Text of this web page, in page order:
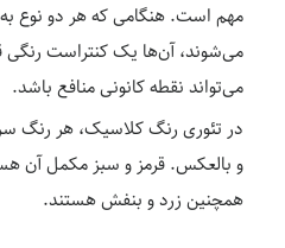
مهم است. هنگامی که هر دو
می‌شوند، آن‌ها یک کنتراست
می‌تواند نقطه کانونی منافع باشد.
در تئوری رنگ کلاسیک، هر
و بالعکس. قرمز و سبز مکمل آن
همچنین زرد و بنفش هستند.